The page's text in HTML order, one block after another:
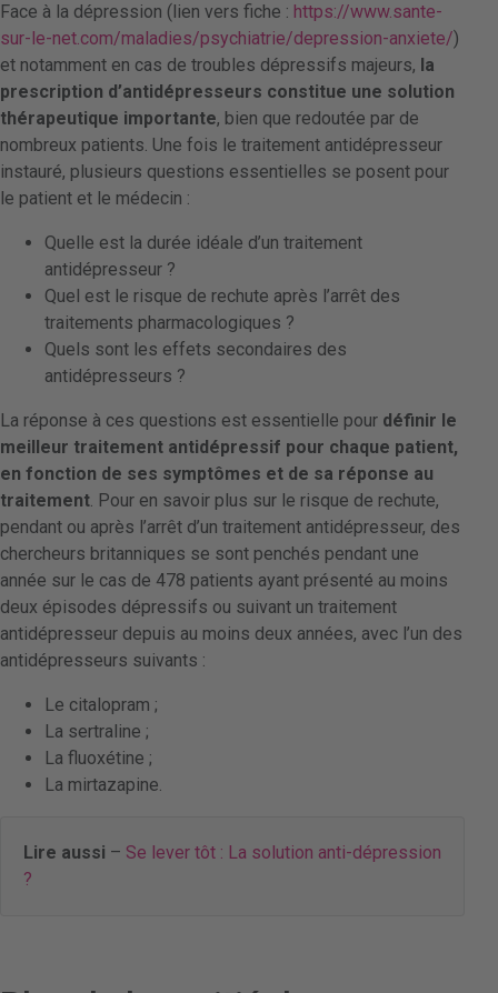
Face à la dépression (lien vers fiche : https://www.sante-
sur-le-net.com/maladies/psychiatrie/depression-anxiete/)
et notamment en cas de troubles dépressifs majeurs, la
prescription d’antidépresseurs constitue une solution
thérapeutique importante, bien que redoutée par de
nombreux patients. Une fois le traitement antidépresseur
instauré, plusieurs questions essentielles se posent pour
le patient et le médecin :
Quelle est la durée idéale d’un traitement
antidépresseur ?
Quel est le risque de rechute après l’arrêt des
traitements pharmacologiques ?
Quels sont les effets secondaires des
antidépresseurs ?
La réponse à ces questions est essentielle pour définir le
meilleur traitement antidépressif pour chaque patient,
en fonction de ses symptômes et de sa réponse au
traitement. Pour en savoir plus sur le risque de rechute,
pendant ou après l’arrêt d’un traitement antidépresseur, des
chercheurs britanniques se sont penchés pendant une
année sur le cas de 478 patients ayant présenté au moins
deux épisodes dépressifs ou suivant un traitement
antidépresseur depuis au moins deux années, avec l’un des
antidépresseurs suivants :
Le citalopram ;
La sertraline ;
La fluoxétine ;
La mirtazapine.
Lire aussi – Se lever tôt : La solution anti-dépression
?